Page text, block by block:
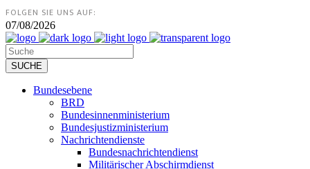
FOLGEN SIE UNS AUF:
07/08/2026
Bundesebene
BRD
Bundesinnenministerium
Bundesjustizministerium
Nachrichtendienste
Bundesnachrichtendienst
Militärischer Abschirmdienst